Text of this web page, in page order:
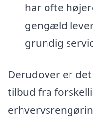
har ofte
gengæld
grundig
Derudover er
tilbud fra